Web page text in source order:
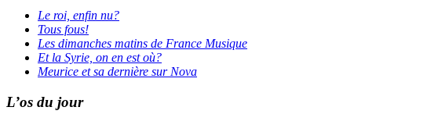
Le roi, enfin nu?
Tous fous!
Les dimanches matins de France Musique
Et la Syrie, on en est où?
Meurice et sa dernière sur Nova
L’os du jour